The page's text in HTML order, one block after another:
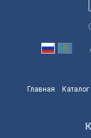
Главная Каталог